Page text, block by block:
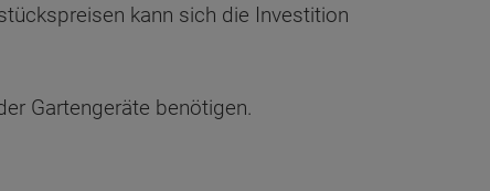
kann sich die Investition
Gartengeräte benötigen.